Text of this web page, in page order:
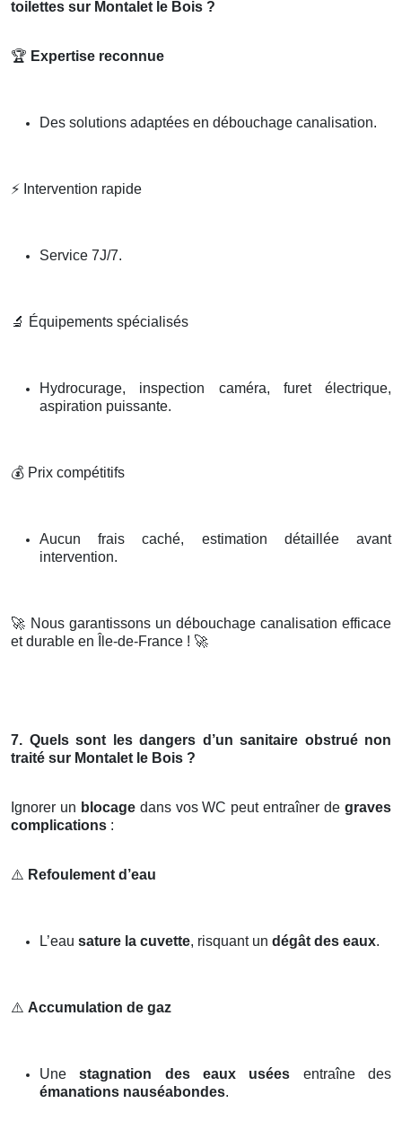
toilettes sur Montalet le Bois ?
🏆 Expertise reconnue
Des solutions adaptées en débouchage canalisation.
⚡ Intervention rapide
Service 7J/7.
🔬 Équipements spécialisés
Hydrocurage, inspection caméra, furet électrique,
aspiration puissante.
💰 Prix compétitifs
Aucun frais caché, estimation détaillée avant
intervention.
🚀 Nous garantissons un débouchage canalisation efficace
et durable en Île-de-France ! 🚀
7. Quels sont les dangers d’un sanitaire obstrué non
traité sur Montalet le Bois ?
Ignorer un blocagedans vos WC peut entraîner degraves
complications :
⚠️ Refoulement d’eau
L’eau sature la cuvette, risquant un dégât des eaux.
⚠️ Accumulation de gaz
Unestagnation des eaux usées entraîne des
émanations nauséabondes.